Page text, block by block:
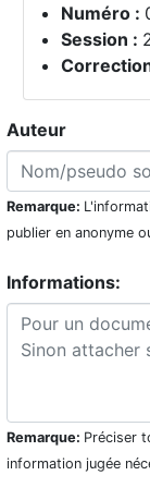
Numéro :
Session :
Auteur
Remarque:
publier en anonyme
Informations:
Remarque: Préciser
information jugée